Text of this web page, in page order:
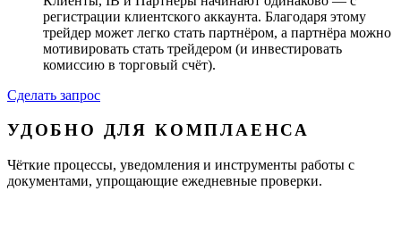
регистрации клиентского аккаунта. Благодаря этому
трейдер может легко стать партнёром, а партнёра можно
мотивировать стать трейдером (и инвестировать
комиссию в торговый счёт).
Сделать запрос
УДОБНО ДЛЯ КОМПЛАЕНСА
Чёткие процессы, уведомления и инструменты работы с
документами, упрощающие ежедневные проверки.